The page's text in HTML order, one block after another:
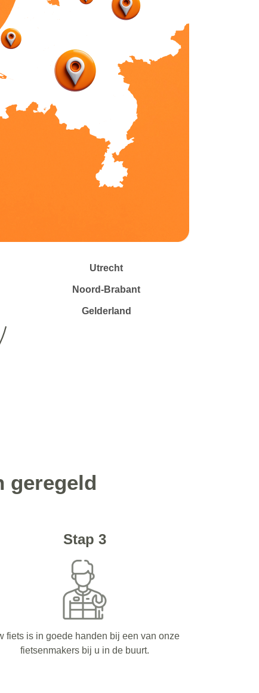
Utrecht
Noord-Brabant
Gelderland
geregeld
Stap 3
fiets is in goede handen bij een van onze
fietsenmakers bij u in de buurt.